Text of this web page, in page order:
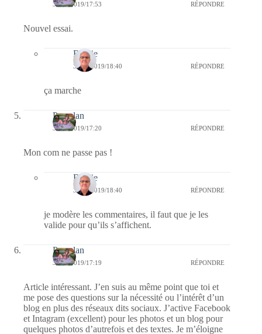
30/12/2019/17:53 RÉPONDRE
Nouvel essai.
Bernie
30/12/2019/18:40 RÉPONDRE
ça marche
Petitalan
30/12/2019/17:20 RÉPONDRE
Mon com ne passe pas !
Bernie
30/12/2019/18:40 RÉPONDRE
je modère les commentaires, il faut que je les
valide pour qu’ils s’affichent.
Petitalan
30/12/2019/17:19 RÉPONDRE
Article intéressant. J’en suis au même point que toi et
me pose des questions sur la nécessité ou l’intérêt d’un
blog en plus des réseaux dits sociaux. J’active Facebook
et Intagram (excellent) pour les photos et un blog pour
quelques photos d’autrefois et des textes. Je m’éloigne